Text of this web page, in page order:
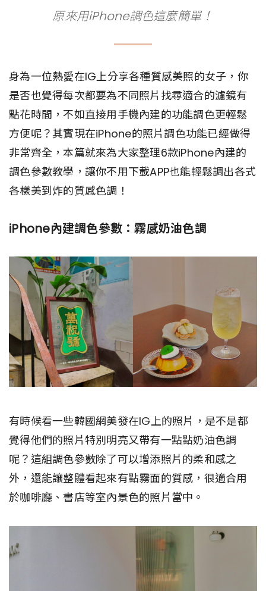
原來用iPhone調色這麼簡單！
身為一位熱愛在IG上分享各種質感美照的女子，你
是否也覺得每次都要為不同照片找尋適合的濾鏡有
點花時間，不如直接用手機內建的功能調色更輕鬆
方便呢？其實現在iPhone的照片調色功能已經做得
非常齊全，本篇就來為大家整理6款iPhone內建的
調色參數教學，讓你不用下載APP也能輕鬆調出各式
各樣美到炸的質感色調！
iPhone內建調色參數：霧感奶油色調
有時候看一些韓國網美發在IG上的照片，是不是都
覺得他們的照片特別明亮又帶有一點點奶油色調
呢？這組調色參數除了可以增添照片的柔和感之
外，還能讓整體看起來有點霧面的質感，很適合用
於咖啡廳、書店等室內景色的照片當中。